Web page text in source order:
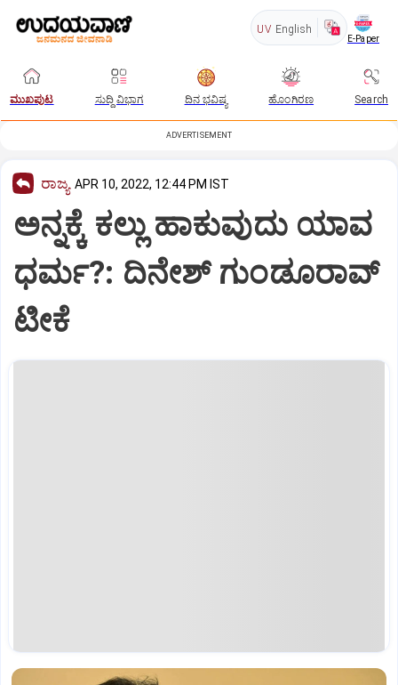
UV English
E-Paper
ಮುಖಪುಟ ಸುದ್ದಿ ವಿಭಾಗ ದಿನ ಭವಿಷ್ಯ ಹೊಂಗಿರಣ Search
ADVERTISEMENT
ರಾಜ್ಯ APR 10, 2022, 12:44 PM IST
ಅನ್ನಕ್ಕೆ ಕಲ್ಲು ಹಾಕುವುದು ಯಾವ
ಧರ್ಮ?: ದಿನೇಶ್ ಗುಂಡೂರಾವ್
ಟೀಕೆ